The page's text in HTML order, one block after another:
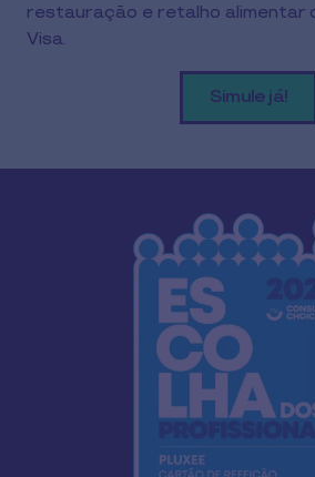
restauração e retalho alimentar
Visa.
Simule já!